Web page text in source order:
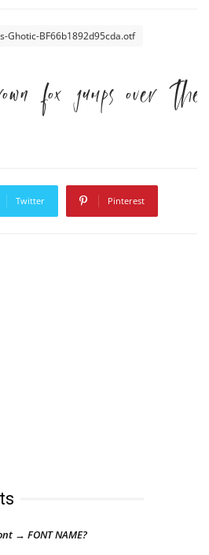
Ghotic-BF66b1892d95cda.otf
fox jumps over
Twitter Pinterest
→ FONT NAME?